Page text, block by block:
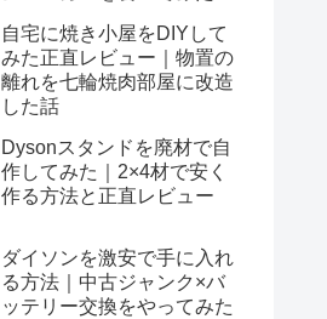
自宅に焼き小屋をDIYして
みた正直レビュー｜物置の
離れを七輪焼肉部屋に改造
した話
Dysonスタンドを廃材で自
作してみた｜2×4材で安く
作る方法と正直レビュー
ダイソンを激安で手に入れ
る方法｜中古ジャンク×バ
ッテリー交換をやってみた